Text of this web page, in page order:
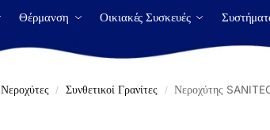
Θέρμανση Οικιακές Συσκευές
Νεροχύτες / Συνθετικοί Γρανίτες / Νεροχύτης